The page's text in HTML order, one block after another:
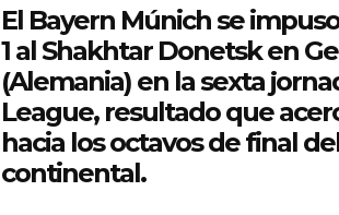
El Bayern Múnich se
1 alShakhtarDonetsk en
(Alemania) en la sexta
League, resultado que
hacia los octavos de final
continental.